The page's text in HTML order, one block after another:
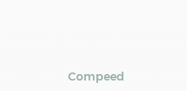
Compeed